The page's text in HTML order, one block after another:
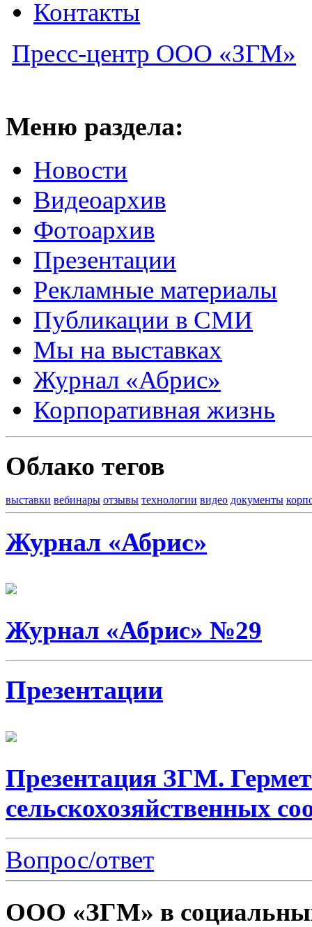
Контакты
Пресс-центр ООО «ЗГМ»
Меню раздела:
Новости
Видеоархив
Фотоархив
Презентации
Рекламные материалы
Публикации в СМИ
Мы на выставках
Журнал «Абрис»
Корпоративная жизнь
Облако тегов
выставки вебинары отзывы технологии видео документы
Журнал «Абрис»
Журнал «Абрис» №29
Презентации
Презентация ЗГМ.
сельскохозяйственных
Вопрос/ответ
ООО «ЗГМ» в